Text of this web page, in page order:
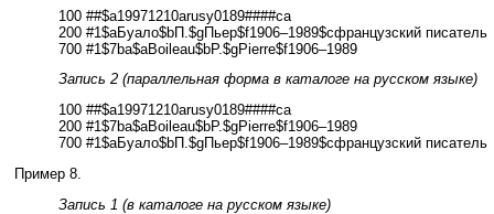
100 ##$a19971210arusy0189####ca
200 #1$aБуало$bП.$gПьер$f1906–1989$cфранцузский писатель
700 #1$7ba$aBoileau$bP.$gPierre$f1906–1989
Запись 2 (параллельная форма в каталоге на русском языке)
100 ##$a19971210arusy0189####ca
200 #1$7ba$aBoileau$bP.$gPierre$f1906–1989
700 #1$aБуало$bП.$gПьер$f1906–1989$cфранцузский писатель
Пример 8.
Запись 1 (в каталоге на русском языке)